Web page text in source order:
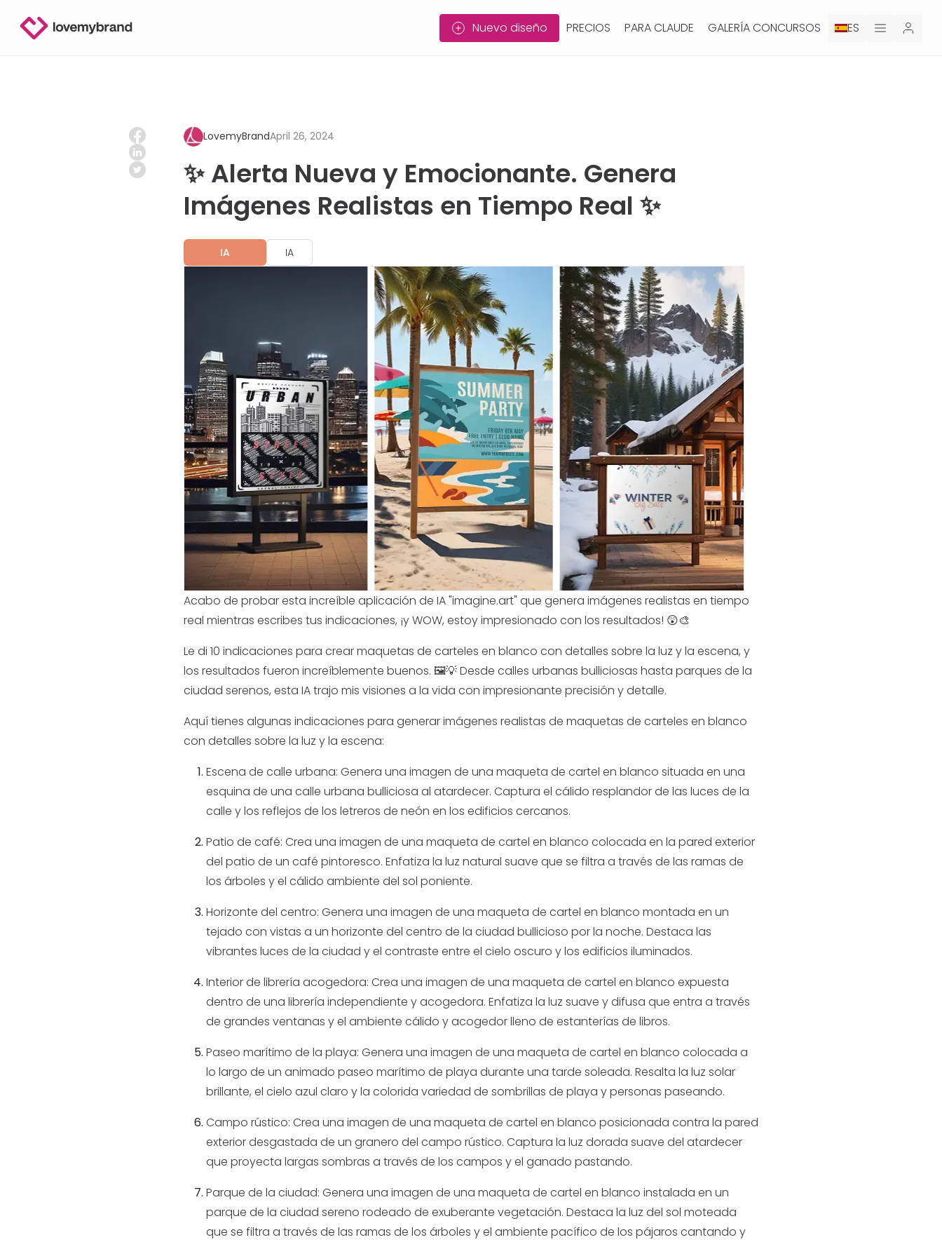
Nuevo diseño PRECIOS PARA CLAUDE GALERÍA CONCURSOS ES
LovemyBrandApril 26, 2024
✨ Alerta Nueva y Emocionante. Genera
Imágenes Realistas en Tiempo Real ✨
IA IA
Acabo de probar esta increíble aplicación de IA "imagine.art" que genera imágenes realistas en tiempo
real mientras escribes tus indicaciones, ¡y WOW, estoy impresionado con los resultados! 😲🎨
Le di 10 indicaciones para crear maquetas de carteles en blanco con detalles sobre la luz y la escena, y
los resultados fueron increíblemente buenos. 🖼️💡 Desde calles urbanas bulliciosas hasta parques de la
ciudad serenos, esta IA trajo mis visiones a la vida con impresionante precisión y detalle.
Aquí tienes algunas indicaciones para generar imágenes realistas de maquetas de carteles en blanco
con detalles sobre la luz y la escena:
Escena de calle urbana: Genera una imagen de una maqueta de cartel en blanco situada en una
esquina de una calle urbana bulliciosa al atardecer. Captura el cálido resplandor de las luces de la
calle y los reflejos de los letreros de neón en los edificios cercanos.
Patio de café: Crea una imagen de una maqueta de cartel en blanco colocada en la pared exterior
del patio de un café pintoresco. Enfatiza la luz natural suave que se filtra a través de las ramas de
los árboles y el cálido ambiente del sol poniente.
Horizonte del centro: Genera una imagen de una maqueta de cartel en blanco montada en un
tejado con vistas a un horizonte del centro de la ciudad bullicioso por la noche. Destaca las
vibrantes luces de la ciudad y el contraste entre el cielo oscuro y los edificios iluminados.
Interior de librería acogedora: Crea una imagen de una maqueta de cartel en blanco expuesta
dentro de una librería independiente y acogedora. Enfatiza la luz suave y difusa que entra a través
de grandes ventanas y el ambiente cálido y acogedor lleno de estanterías de libros.
Paseo marítimo de la playa: Genera una imagen de una maqueta de cartel en blanco colocada a
lo largo de un animado paseo marítimo de playa durante una tarde soleada. Resalta la luz solar
brillante, el cielo azul claro y la colorida variedad de sombrillas de playa y personas paseando.
Campo rústico: Crea una imagen de una maqueta de cartel en blanco posicionada contra la pared
exterior desgastada de un granero del campo rústico. Captura la luz dorada suave del atardecer
que proyecta largas sombras a través de los campos y el ganado pastando.
Parque de la ciudad: Genera una imagen de una maqueta de cartel en blanco instalada en un
parque de la ciudad sereno rodeado de exuberante vegetación. Destaca la luz del sol moteada
que se filtra a través de las ramas de los árboles y el ambiente pacífico de los pájaros cantando y